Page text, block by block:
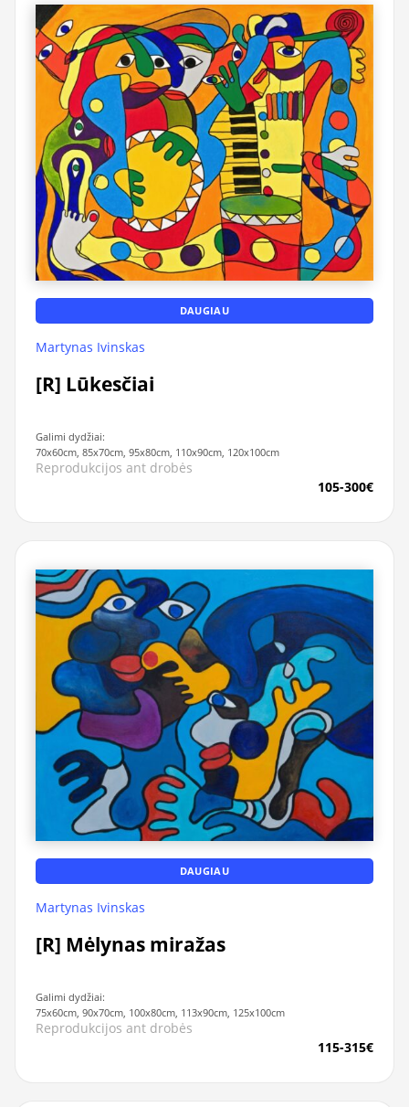
DAUGIAU
Martynas Ivinskas
[R] Lūkesčiai
Galimi dydžiai:
70x60cm, 85x70cm, 95x80cm, 110x90cm, 120x100cm
Reprodukcijos ant drobės
105-300€
DAUGIAU
Martynas Ivinskas
[R] Mėlynas miražas
Galimi dydžiai:
75x60cm, 90x70cm, 100x80cm, 113x90cm, 125x100cm
Reprodukcijos ant drobės
115-315€